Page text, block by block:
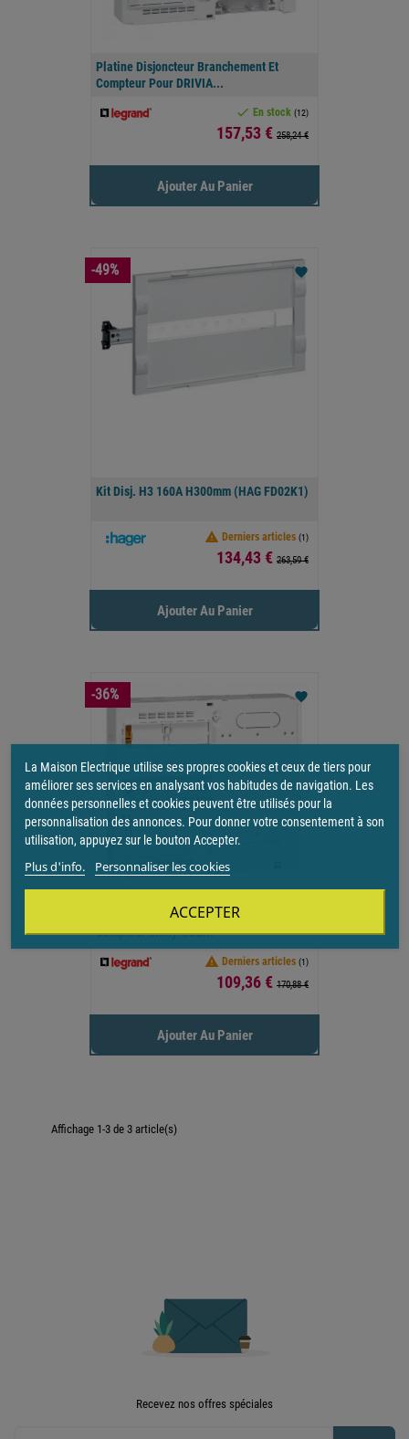
Platine Disjoncteur Branchement Et
Compteur Pour DRIVIA...
 En stock (12)
Prix
157,53 € 258,24 €
Ajouter Au Panier
Kit Disj. H3 160A H300mm (HAG FD02K1)
 Derniers articles (1)
Prix
134,43 € 263,59 €
favorite
Ajouter Au Panier
-49%
Platine Disjoncteur Branchement Et-Ou
Compteur Linky-CBE...
 Derniers articles (1)
Prix
109,36 € 170,88 €
favorite
Ajouter Au Panier
-36%
Affichage 1-3 de 3 article(s)
Recevez nos offres spéciales
La Maison Electrique utilise ses propres cookies et ceux de tiers pour
améliorer ses services en analysant vos habitudes de navigation. Les
données personnelles et cookies peuvent être utilisés pour la
personnalisation des annonces. Pour donner votre consentement à son
utilisation, appuyez sur le bouton Accepter.
Plus d'info. Personnaliser les cookies
ACCEPTER